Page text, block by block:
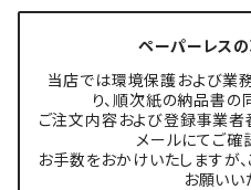
ペーパーレス
当店では環境保護および業
り、順次紙の納品書の
ご注文内容および登録事業者
メールにてご確
お手数をおかけいたしますが
お願いい